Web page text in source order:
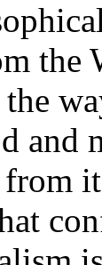
the
and